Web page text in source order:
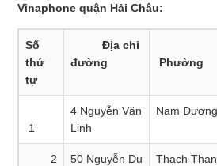
Vinaphone quận Hải Châu:
Số
thứ
tự
Địa chỉ
đường
Phường
1
4 Nguyễn Văn
Linh
Nam Dương
2 50 Nguyễn Du Thạch